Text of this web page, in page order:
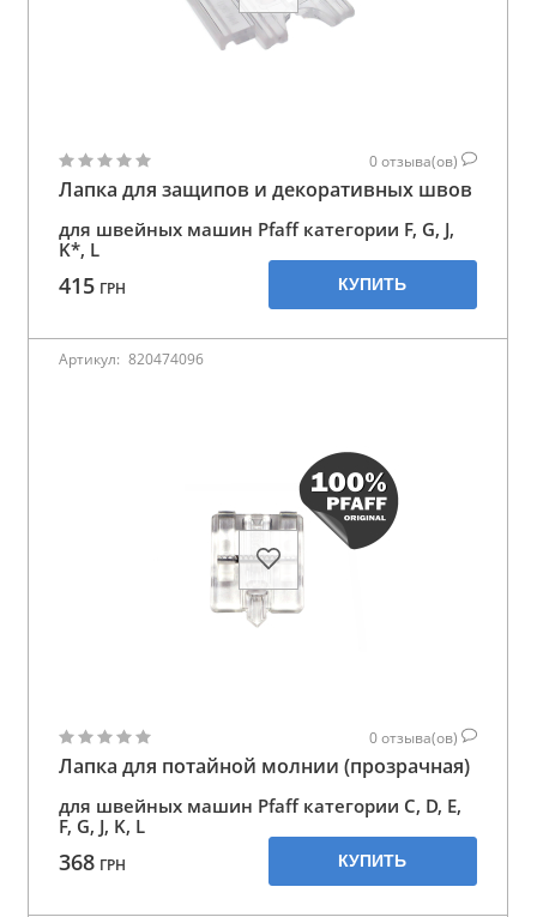
0отзыва(ов)
Лапка для защипов и декоративных швов
для швейных машин Pfaff категории F, G, J,
K*, L
415 ГРН КУПИТЬ
Артикул: 820474096
0отзыва(ов)
Лапка для потайной молнии (прозрачная)
для швейных машин Pfaff категории C, D, E,
F, G, J, K, L
368 ГРН КУПИТЬ